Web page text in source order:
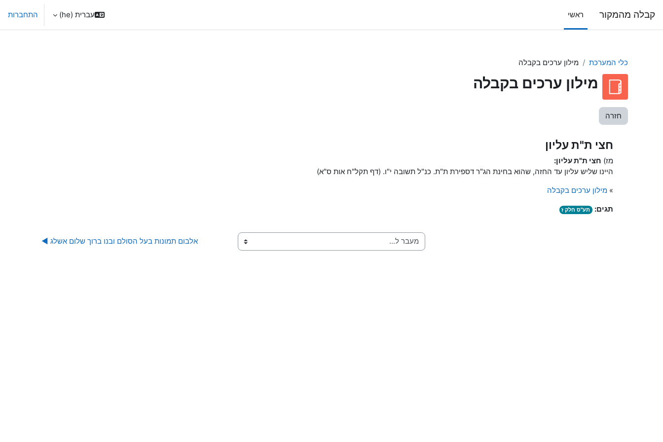
קבלה מהמקור ראשי עברית ‎(he)‎ התחברות
כלי המערכת מילון ערכים בקבלה
מילון ערכים בקבלה
חזרה
חצי ת"ת עליון
מז) חצי ת"ת עליון:
היינו שליש עליון עד החזה, שהוא בחינת הג"ר דספירת ת"ת. כנ"ל תשובה י"ו. (דף תקל"ח אות ס"א)
»מילון ערכים בקבלה
תגים:
תע"ס חלק ז
מעבר ל... אלבום תמונות בעל הסולם ובנו ברוך שלום אשלג ◀︎